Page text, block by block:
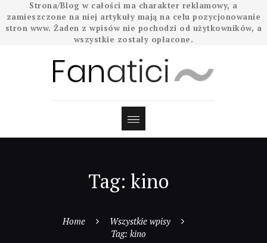
Strona/Blog w całości ma charakter reklamowy, a
zamieszczone na niej artykuły mają na celu pozycjonowanie
stron www. Żaden z wpisów nie pochodzi od użytkowników, a
wszystkie zostały opłacone.
Tag: kino
Home
Wszystkie wpisy
Tag: kino